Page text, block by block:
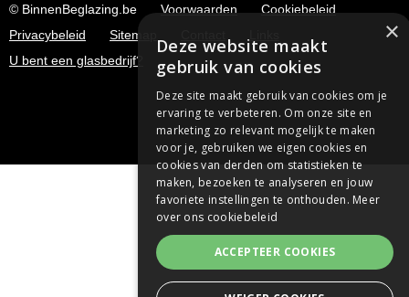
© BinnenBeglazing.be Voorwaarden
Cookiebeleid
Privacybeleid
Sitemap
U bent een glasbedrijf?
×
Deze website maakt
gebruik van cookies
Deze site maakt gebruik van cookies om je
ervaring te verbeteren. Om onze site en
marketing zo relevant mogelijk te maken
voor je, gebruiken we eigen cookies en
cookies van derden om statistieken te
maken, bezoeken te analyseren en jouw
favoriete instellingen te onthouden. Meer
over ons cookiebeleid
ACCEPTEER COOKIES